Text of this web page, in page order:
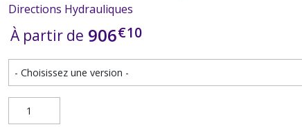
Directions Hydrauliques
À partir de 906€10